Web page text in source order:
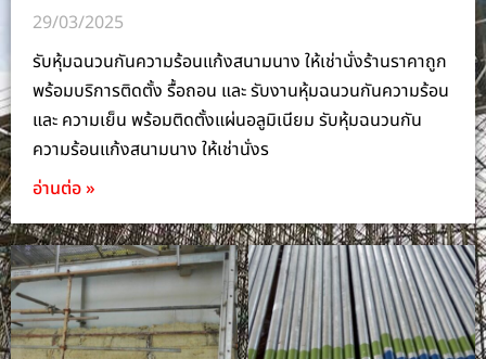
29/03/2025
รับหุ้มฉนวนกันความร้อนแก้งสนามนาง ให้เช่านั่งร้านราคาถูก
พร้อมบริการติดตั้ง รื้อถอน และ รับงานหุ้มฉนวนกันความร้อน
และ ความเย็น พร้อมติดตั้งแผ่นอลูมิเนียม รับหุ้มฉนวนกัน
ความร้อนแก้งสนามนาง ให้เช่านั่งร
อ่านต่อ »